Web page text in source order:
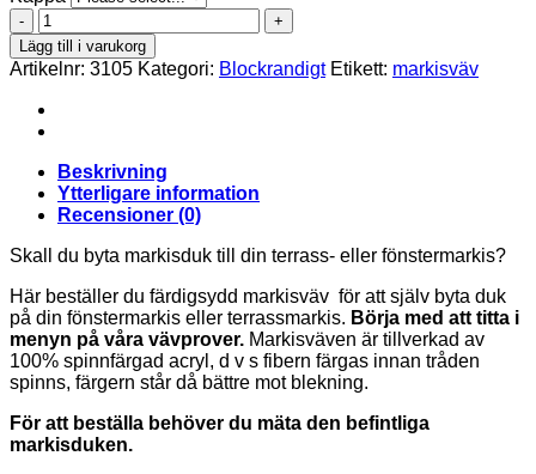
Orchestra
D534
mängd
Lägg till i varukorg
Artikelnr: 3105 Kategori: Blockrandigt Etikett: markisväv
Beskrivning
Ytterligare information
Recensioner (0)
Skall du byta markisduk till din terrass- eller fönstermarkis?
Här beställer du färdigsydd markisväv för att själv byta duk
på din fönstermarkis eller terrassmarkis. Börja med att titta i
menyn på våra vävprover. Markisväven är tillverkad av
100% spinnfärgad acryl, d v s fibern färgas innan tråden
spinns, färgern står då bättre mot blekning.
För att beställa behöver du mäta den befintliga
markisduken.